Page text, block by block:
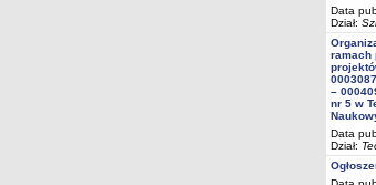
Data
Dział:
ramach
–
nr 5 w
Data
Dział: